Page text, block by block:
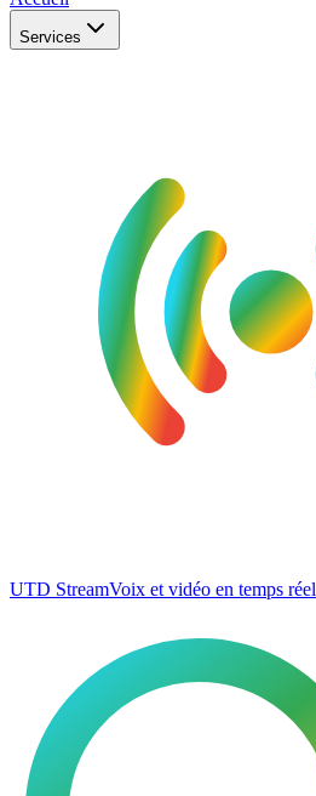
Services
UTD StreamVoix et vidéo en temps réel